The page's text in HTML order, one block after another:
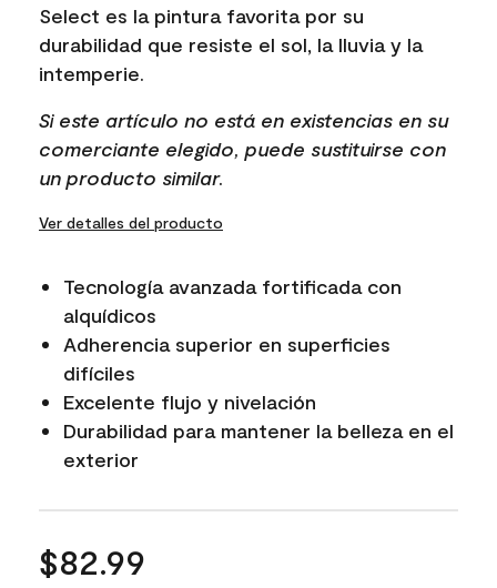
Select es la pintura favorita por su
durabilidad que resiste el sol, la lluvia y la
intemperie.
Si este artículo no está en existencias en su
comerciante elegido, puede sustituirse con
un producto similar.
Ver detalles del producto
Tecnología avanzada fortificada con
alquídicos
Adherencia superior en superficies
difíciles
Excelente flujo y nivelación
Durabilidad para mantener la belleza en el
exterior
$82.99